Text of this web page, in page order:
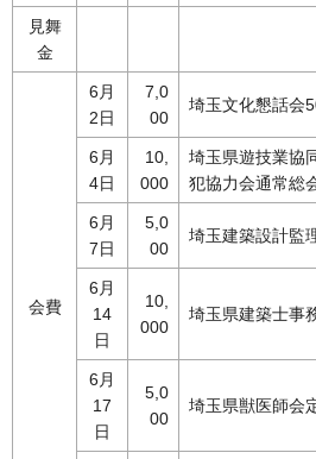
見舞
金
会費
6月
2日
7,0
00
埼玉文化懇話会
6月
4日
10,
000
埼玉県遊技業協
犯協力会通常総
6月
7日
5,0
00
埼玉建築設計監
6月
14
日
10,
000
埼玉県建築士事
6月
17
日
5,0
00
埼玉県獣医師会